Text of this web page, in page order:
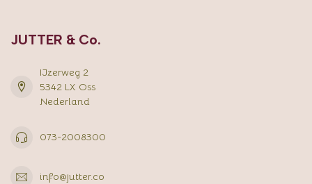
JUTTER & Co.
IJzerweg 2
5342 LX Oss
Nederland
073-2008300
info@jutter.co